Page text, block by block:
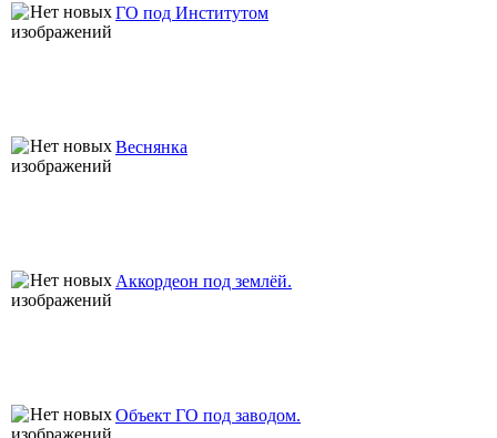
ГО под Институтом
Веснянка
Аккордеон под землёй.
Объект ГО под заводом.